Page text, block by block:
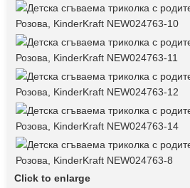
Click to enlarge